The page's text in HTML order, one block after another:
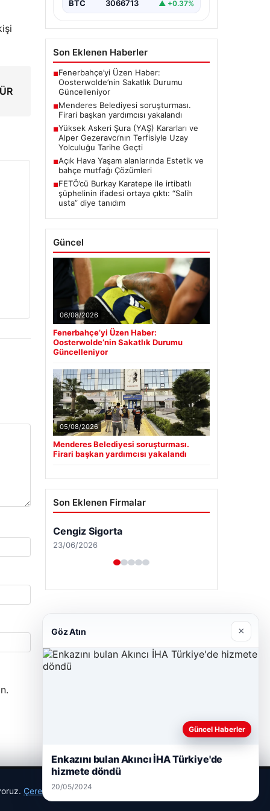
BTC 3066713 ▲ +0.37%
Son Eklenen Haberler
■Fenerbahçe’yi Üzen Haber:
Oosterwolde’nin Sakatlık Durumu
Güncelleniyor
■Menderes Belediyesi soruşturması.
Firari başkan yardımcısı yakalandı
■Yüksek Askeri Şura (YAŞ) Kararları ve
Alper Gezeravcı’nın Terfisiyle Uzay
Yolculuğu Tarihe Geçti
■Açık Hava Yaşam alanlarında Estetik ve
bahçe mutfağı Çözümleri
■FETÖ’cü Burkay Karatepe ile irtibatlı
şüphelinin ifadesi ortaya çıktı: “Salih
usta” diye tanıdım
Güncel
06/08/2026
Fenerbahçe’yi Üzen Haber:
Oosterwolde’nin Sakatlık Durumu
Güncelleniyor
05/08/2026
Menderes Belediyesi soruşturması.
Firari başkan yardımcısı yakalandı
Son Eklenen Firmalar
Cengiz Sigorta
23/06/2026
Çerez Politikamız
Göz Atın ×
Güncel Haberler
Enkazını bulan Akıncı İHA Türkiye'de
hizmete döndü
20/05/2024